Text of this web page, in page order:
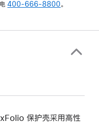
400-666-8800。
保护壳采用高性